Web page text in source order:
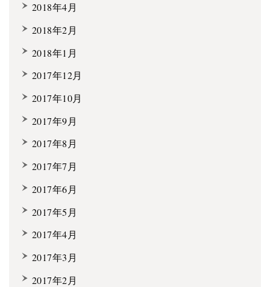
2018年4月
2018年2月
2018年1月
2017年12月
2017年10月
2017年9月
2017年8月
2017年7月
2017年6月
2017年5月
2017年4月
2017年3月
2017年2月